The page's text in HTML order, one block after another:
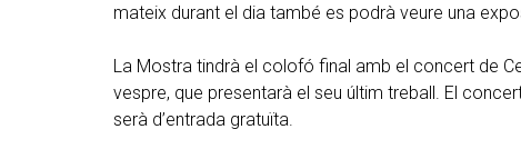
mateix durant el dia també es podrà veure una
La Mostra tindrà el colofó final amb el concert de
vespre, que presentarà el seu últim treball. El
serà d’entrada gratuïta.